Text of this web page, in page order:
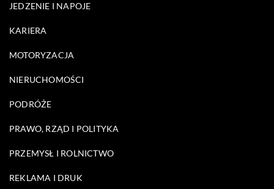
JEDZENIE I NAPOJE
KARIERA
MOTORYZACJA
NIERUCHOMOŚCI
PODRÓŻE
PRAWO, RZĄD I POLITYKA
PRZEMYSŁ I ROLNICTWO
REKLAMA I DRUK